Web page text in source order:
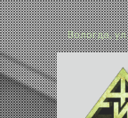
Вологда,